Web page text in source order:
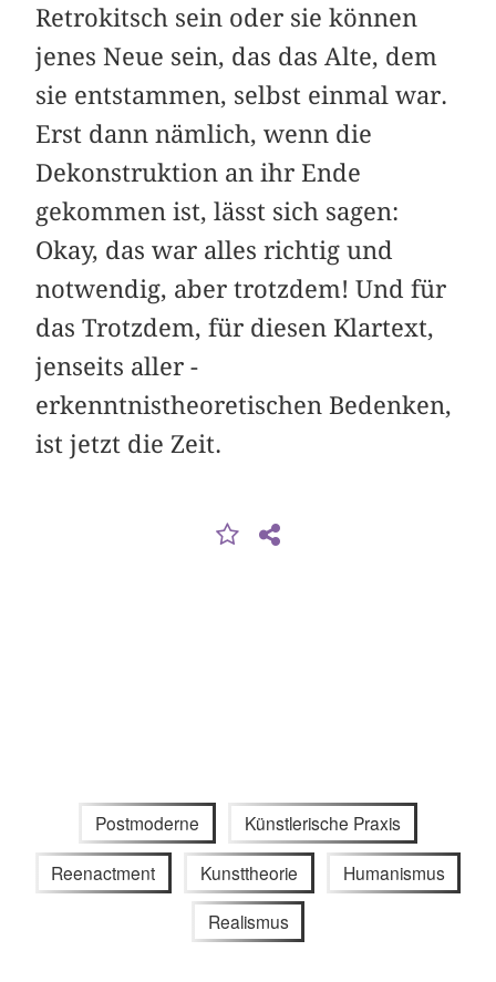
Retrokitsch sein oder sie können
jenes Neue sein, das das Alte, dem
sie entstammen, selbst einmal war.
Erst dann nämlich, wenn die
Dekonstruktion an ihr Ende
gekommen ist, lässt sich sagen:
Okay, das war alles richtig und
notwendig, aber trotzdem! Und für
das Trotzdem, für diesen Klartext,
jenseits aller ­
erkenntnistheoretischen Bedenken,
ist jetzt die Zeit.
Postmoderne Künstlerische Praxis
Reenactment Kunsttheorie Humanismus
Realismus